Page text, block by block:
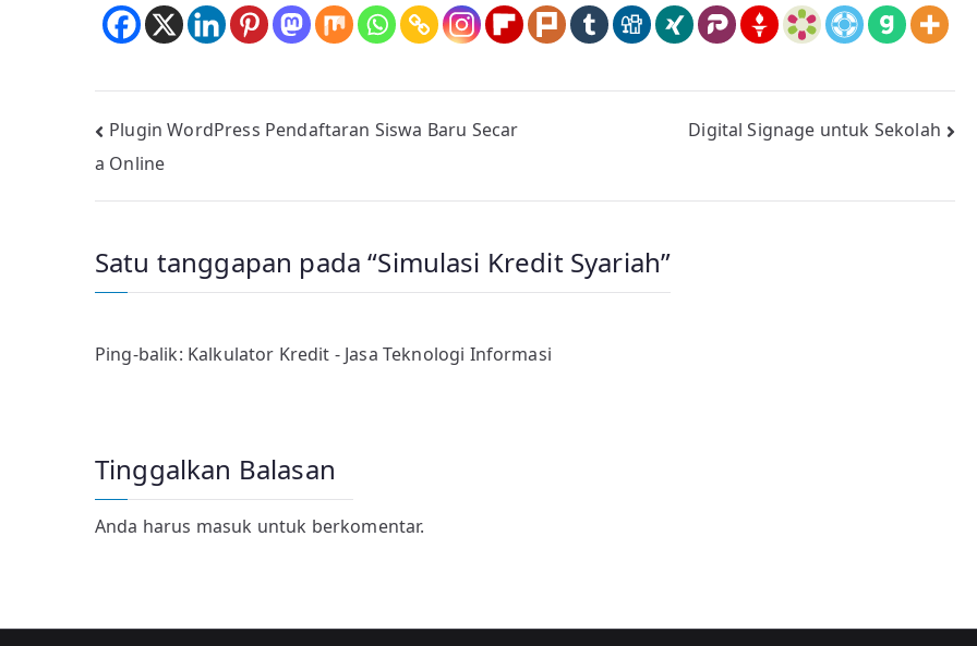
Navigasi
pos
Plugin WordPress Pendaftaran Siswa Baru Secar
a Online
Digital Signage untuk Sekolah
Satu tanggapan pada “Simulasi Kredit Syariah”
Ping-balik: Kalkulator Kredit - Jasa Teknologi Informasi
Tinggalkan Balasan
Anda harus masuk untuk berkomentar.